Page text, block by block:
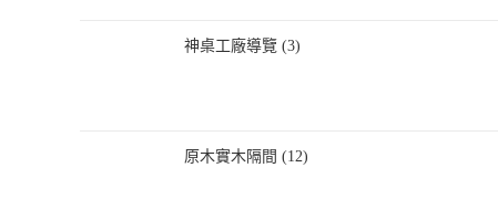
神桌工廠導覽 (3)
原木實木隔間 (12)